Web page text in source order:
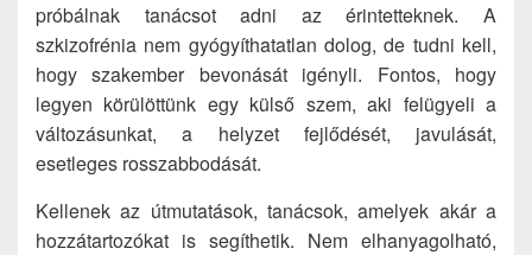
próbálnak tanácsot adni az érintetteknek. A
szkizofrénia nem gyógyíthatatlan dolog, de tudni kell,
hogy szakember bevonását igényli. Fontos, hogy
legyen körülöttünk egy külső szem, aki felügyeli a
változásunkat, a helyzet fejlődését, javulását,
esetleges rosszabbodását.
Kellenek az útmutatások, tanácsok, amelyek akár a
hozzátartozókat is segíthetik. Nem elhanyagolható,